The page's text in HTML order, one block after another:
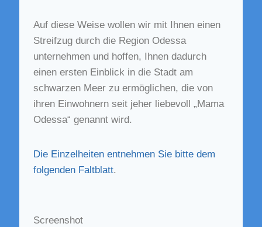
Auf diese Weise wollen wir mit Ihnen einen
Streifzug durch die Region Odessa
unternehmen und hoffen, Ihnen dadurch
einen ersten Einblick in die Stadt am
schwarzen Meer zu ermöglichen, die von
ihren Einwohnern seit jeher liebevoll „Mama
Odessa“ genannt wird.
Die Einzelheiten entnehmen Sie bitte dem
folgenden Faltblatt.
Screenshot